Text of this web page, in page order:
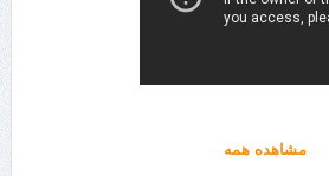
مشاهده همه